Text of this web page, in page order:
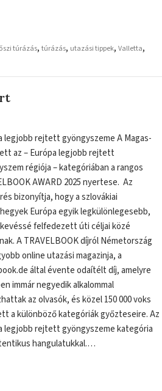
túrázás, túrázás, utazási tippek, Valletta,
legjobb rejtett gyöngyszeme A Magas-
az – Európa legjobb rejtett
régiója – kategóriában a rangos
AWARD 2025 nyertese. Az
bizonyítja, hogy a szlovákiai
Európa egyik legkülönlegesebb,
felfedezett úti céljai közé
A TRAVELBOOK díjról Németország
online utazási magazinja, a
által évente odaítélt díj, amelyre
immár negyedik alkalommal
az olvasók, és közel 150 000 voks
a különböző kategóriák győzteseire. Az
legjobb rejtett gyöngyszeme kategória
hangulatukkal.…